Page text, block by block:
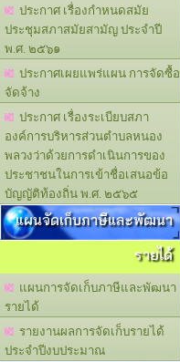
ประกาศ เรื่องกำหนดสมัย
ประชุมสภาสมัยสามัญ ประจำปี
พ.ศ. ๒๕๖๑
ประกาศเผยแพร่แผน การจัดซื้อ
จัดจ้าง
ประกาศ เรื่องระเบียบสภา
องค์การบริหารส่วนตำบลหนอง
พลวงว่าด้วยการดำเนินการของ
ประชาชนในการเข้าชื่อเสนอข้อ
บัญญัติท้องถิ่น พ.ศ. ๒๕๖๕
แผนจัดเก็บภาษีและพัฒนา
รายได้
แผนการจัดเก็บภาษีและพัฒนา
รายได้
รายงานผลการจัดเก็บรายได้
ประจำปีงบประมาณ